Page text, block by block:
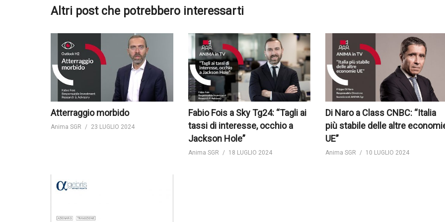
Altri post che potrebbero interessarti
Atterraggio morbido
Anima SGR 23 LUGLIO 2024
Fabio Fois a Sky Tg24: “Tagli ai
tassi di interesse, occhio a
Jackson Hole”
Anima SGR 18 LUGLIO 2024
Di Naro a Class CNBC: “Italia
più stabile delle altre
UE”
Anima SGR 10 LUGLIO 2024